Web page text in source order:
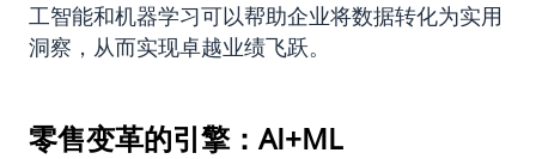
工智能和机器学习可以帮助企业将数据转化为实用
洞察，从而实现卓越业绩飞跃。
零售变革的引擎：AI+ML